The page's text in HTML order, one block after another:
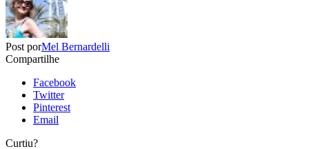
Post porMel Bernardelli
Compartilhe
Facebook
Twitter
Pinterest
Email
Curtiu?